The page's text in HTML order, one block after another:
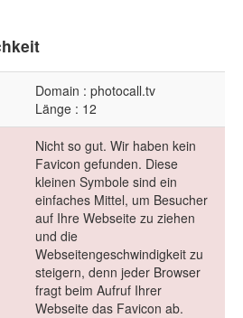
Domain : photocall.tv
Länge : 12
Nicht so gut. Wir haben kein
Favicon gefunden. Diese
kleinen Symbole sind ein
einfaches Mittel, um Besucher
auf Ihre Webseite zu ziehen
und die
Webseitengeschwindigkeit zu
steigern, denn jeder Browser
fragt beim Aufruf Ihrer
Webseite das Favicon ab.